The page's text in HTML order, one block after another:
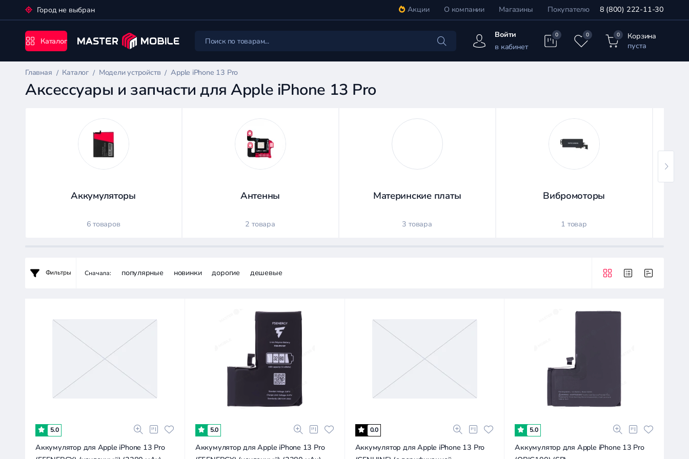
Город не выбран Акции О компании Магазины Покупателю 8 (800) 222-11-30
Каталог
Войти
в кабинет
0 0 0
Корзина
пуста
Главная Каталог Модели устройств Apple iPhone 13 Pro
Аксессуары и запчасти для Apple iPhone 13 Pro
Аккумуляторы
6 товаров
Антенны
2 товара
Материнские платы
3 товара
Вибромоторы
1 товар
Фильтры Сначала: популярные новинки дорогие дешевые
5.0
Аккумулятор для Apple iPhone 13 Pro
5.0
Аккумулятор для Apple iPhone 13 Pro
0.0
Аккумулятор для Apple iPhone 13 Pro
5.0
Аккумулятор для Apple iPhone 13 Pro